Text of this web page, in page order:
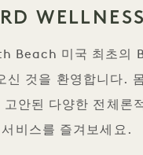
Beach 미국 최초의
신 것을 환영합니다.
안된 다양한 전체론
서비스를 즐겨보세요.